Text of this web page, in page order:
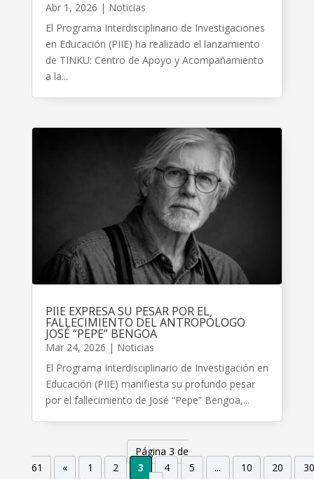
Abr 1, 2026 | Noticias
El Programa Interdisciplinario de Investigaciones
en Educación (PIIE) ha realizado el lanzamiento
de TINKU: Centro de Apoyo y Acompañamiento
a la...
PIIE EXPRESA SU PESAR POR EL
FALLECIMIENTO DEL ANTROPÓLOGO
JOSÉ “PEPE” BENGOA
Mar 24, 2026 | Noticias
El Programa Interdisciplinario de Investigación en
Educación (PIIE) manifiesta su profundo pesar
por el fallecimiento de José “Pepe” Bengoa,...
Página 3 de
61
« 1 2 3 4 5 ... 10 20
30